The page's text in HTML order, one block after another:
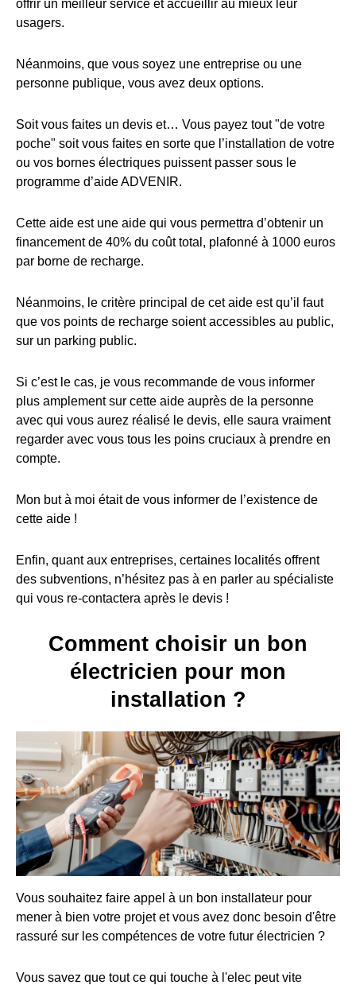
offrir un meilleur service et accueillir au mieux leur
usagers.
Néanmoins, que vous soyez une entreprise ou une
personne publique, vous avez deux options.
Soit vous faites un devis et… Vous payez tout "de votre
poche" soit vous faites en sorte que l’installation de votre
ou vos bornes électriques puissent passer sous le
programme d’aide ADVENIR.
Cette aide est une aide qui vous permettra d’obtenir un
financement de 40% du coût total, plafonné à 1000 euros
par borne de recharge.
Néanmoins, le critère principal de cet aide est qu’il faut
que vos points de recharge soient accessibles au public,
sur un parking public.
Si c’est le cas, je vous recommande de vous informer
plus amplement sur cette aide auprès de la personne
avec qui vous aurez réalisé le devis, elle saura vraiment
regarder avec vous tous les poins cruciaux à prendre en
compte.
Mon but à moi était de vous informer de l’existence de
cette aide !
Enfin, quant aux entreprises, certaines localités offrent
des subventions, n’hésitez pas à en parler au spécialiste
qui vous re-contactera après le devis !
Comment choisir un bon
électricien pour mon
installation ?
Vous souhaitez faire appel à un bon installateur pour
mener à bien votre projet et vous avez donc besoin d'être
rassuré sur les compétences de votre futur électricien ?
Vous savez que tout ce qui touche à l'elec peut vite